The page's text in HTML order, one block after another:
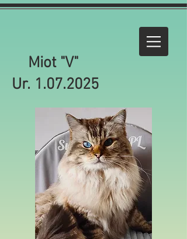
Miot "V"
Ur. 1.07.2025